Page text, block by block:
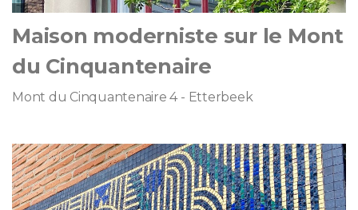
Maison moderniste sur le Mont
du Cinquantenaire
Mont du Cinquantenaire 4 - Etterbeek